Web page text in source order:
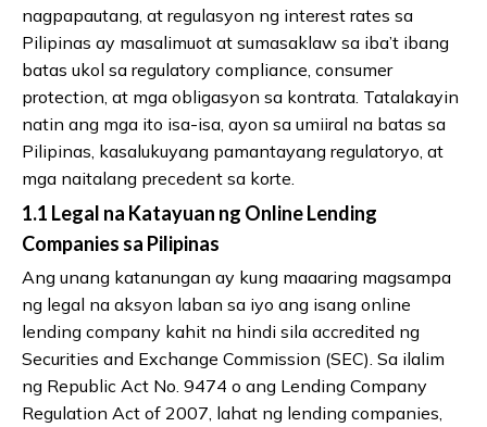
nagpapautang, at regulasyon ng interest rates sa
Pilipinas ay masalimuot at sumasaklaw sa iba’t ibang
batas ukol sa regulatory compliance, consumer
protection, at mga obligasyon sa kontrata. Tatalakayin
natin ang mga ito isa-isa, ayon sa umiiral na batas sa
Pilipinas, kasalukuyang pamantayang regulatoryo, at
mga naitalang precedent sa korte.
1.1 Legal na Katayuan ng Online Lending
Companies sa Pilipinas
Ang unang katanungan ay kung maaaring magsampa
ng legal na aksyon laban sa iyo ang isang online
lending company kahit na hindi sila accredited ng
Securities and Exchange Commission (SEC). Sa ilalim
ng Republic Act No. 9474 o ang Lending Company
Regulation Act of 2007, lahat ng lending companies,